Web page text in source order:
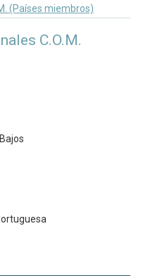
(Países miembros)
C.O.M.